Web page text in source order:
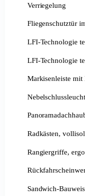
Verriegelung
Fliegenschutztür
LFI-Technologie
LFI-Technologie
Markisenleiste mit
Radkästen,
Rangiergriffe,
Sandwich-